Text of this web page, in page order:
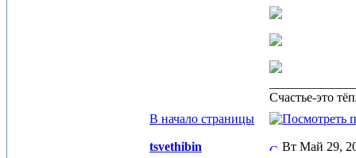
Счастье-это
В начало страницы
tsvethibin Вт Май 29,